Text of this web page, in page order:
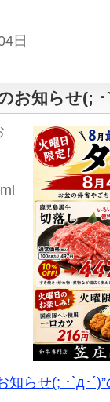
日
お知らせ(; ･
知らせ(; ･`д･